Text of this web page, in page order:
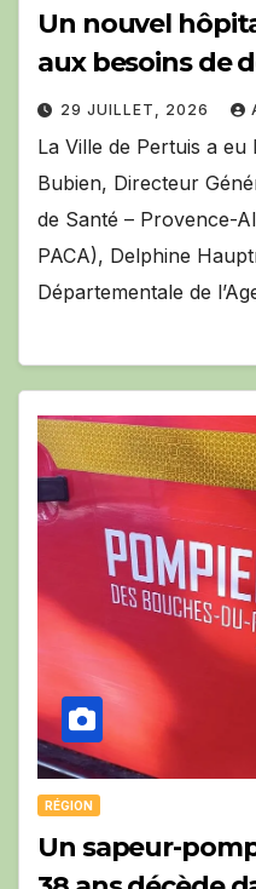
Un nouvel
aux besoins de
29 JUILLET, 2026
La Ville de Pertuis a eu
Bubien, Directeur
de Santé – Provence-
PACA), Delphine
Départementale de
RÉGION
Un sapeur-